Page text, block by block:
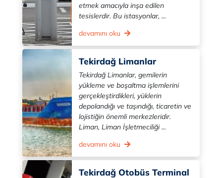
etmek amacıyla inşa edilen
tesislerdir. Bu istasyonlar, ...
devamını oku
Tekirdağ Limanlar
Tekirdağ Limanlar, gemilerin
yükleme ve boşaltma işlemlerini
gerçekleştirdikleri, yüklerin
depolandığı ve taşındığı, ticaretin ve
lojistiğin önemli merkezleridir.
Liman, Liman İşletmeciliği ...
devamını oku
Tekirdağ Otobüs Terminal